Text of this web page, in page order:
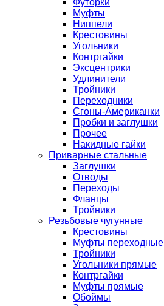
Футорки
Муфты
Ниппели
Крестовины
Угольники
Контргайки
Эксцентрики
Удлинители
Тройники
Переходники
Сгоны-Американки
Пробки и заглушки
Прочее
Накидные гайки
Приварные стальные
Заглушки
Отводы
Переходы
Фланцы
Тройники
Резьбовые чугунные
Крестовины
Муфты переходные
Тройники
Угольники прямые
Контргайки
Муфты прямые
Обоймы